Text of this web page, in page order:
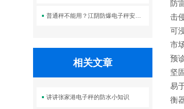
普通秤不能用？江阴防爆电子秤安全优势全解析
相关文章
讲讲张家港电子秤的防水小知识
防
击
可
市
预
坚
易
衡